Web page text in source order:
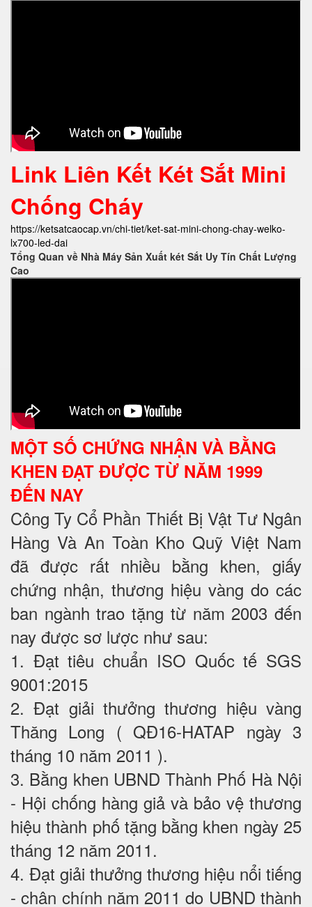
Link Liên Kết Két Sắt Mini
Chống Cháy
https://ketsatcaocap.vn/chi-tiet/ket-sat-mini-chong-chay-welko-
lx700-led-dai
Tổng Quan về Nhà Máy Sản Xuất két Sắt Uy Tín Chất Lượng
Cao
MỘT SỐ CHỨNG NHẬN VÀ BẰNG
KHEN ĐẠT ĐƯỢC TỪ NĂM 1999
ĐẾN NAY
Công Ty Cổ Phần Thiết Bị Vật Tư Ngân
Hàng Và An Toàn Kho Quỹ Việt Nam
đã được rất nhiều bằng khen, giấy
chứng nhận, thương hiệu vàng do các
ban ngành trao tặng từ năm 2003 đến
nay được sơ lược như sau:
1. Đạt tiêu chuẩn ISO Quốc tế SGS
9001:2015
2. Đạt giải thưởng thương hiệu vàng
Thăng Long ( QĐ16-HATAP ngày 3
tháng 10 năm 2011 ).
3. Bằng khen UBND Thành Phố Hà Nội
- Hội chống hàng giả và bảo vệ thương
hiệu thành phố tặng bằng khen ngày 25
tháng 12 năm 2011.
4. Đạt giải thưởng thương hiệu nổi tiếng
- chân chính năm 2011 do UBND thành